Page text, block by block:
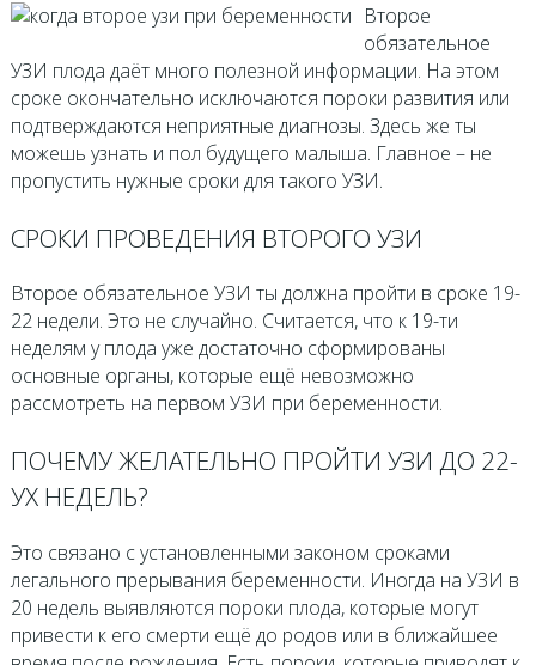
Второе
обязательное
УЗИ плода даёт много полезной информации. На этом
сроке окончательно исключаются пороки развития или
подтверждаются неприятные диагнозы. Здесь же ты
можешь узнать и пол будущего малыша. Главное – не
пропустить нужные сроки для такого УЗИ.
СРОКИ ПРОВЕДЕНИЯ ВТОРОГО УЗИ
Второе обязательное УЗИ ты должна пройти в сроке 19-
22 недели. Это не случайно. Считается, что к 19-ти
неделям у плода уже достаточно сформированы
основные органы, которые ещё невозможно
рассмотреть на первом УЗИ при беременности.
ПОЧЕМУ ЖЕЛАТЕЛЬНО ПРОЙТИ УЗИ ДО 22-
УХ НЕДЕЛЬ?
Это связано с установленными законом сроками
легального прерывания беременности. Иногда на УЗИ в
20 недель выявляются пороки плода, которые могут
привести к его смерти ещё до родов или в ближайшее